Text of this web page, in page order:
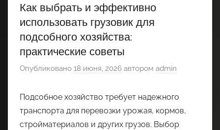
Как выбрать и эффективно
использовать грузовик для
подсобного хозяйства:
практические советы
Опубликовано 18 июня, 2026 автором admin
Подсобное хозяйство требует надежного
транспорта для перевозки урожая, кормов,
стройматериалов и других грузов. Выбор